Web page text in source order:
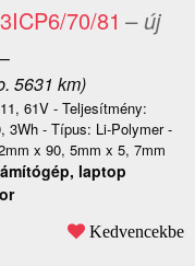
70/81 – új
5631 km)
61V - Teljesítmény:
3Wh - Típus: Li-Polymer -
x 90, 5mm x 5, 7mm
laptop
Kedvencekbe